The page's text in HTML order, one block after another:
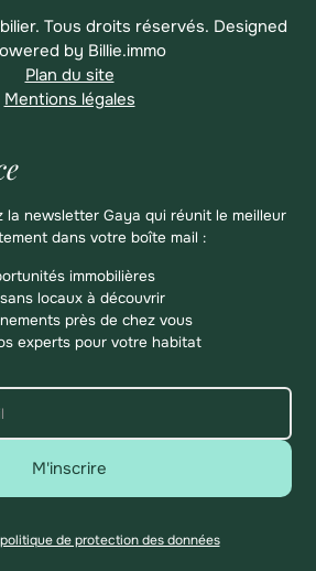
la newsletter Gaya qui réunit le meilleur
dans votre boîte mail :
immobilières
locaux à découvrir
près de chez vous
experts pour votre habitat
M'inscrire
de protection des données
Tous droits réservés. Designed
by Billie.immo
Plan du site
Mentions légales